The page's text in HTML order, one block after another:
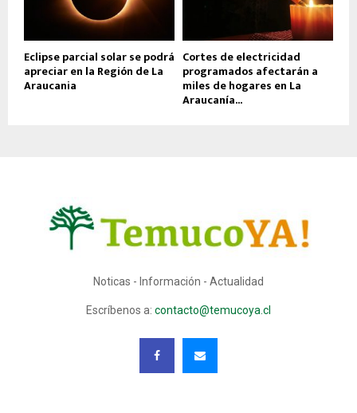
Eclipse parcial solar se podrá
apreciar en la Región de La
Araucania
Cortes de electricidad
programados afectarán a
miles de hogares en La
Araucanía...
Noticas - Información - Actualidad
Escríbenos a: contacto@temucoya.cl